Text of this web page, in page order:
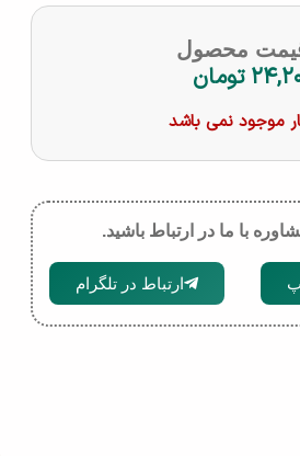
محصول
تومان
موجود نمی باشد
با ما در ارتباط باشید.
ارتباط در تلگرام